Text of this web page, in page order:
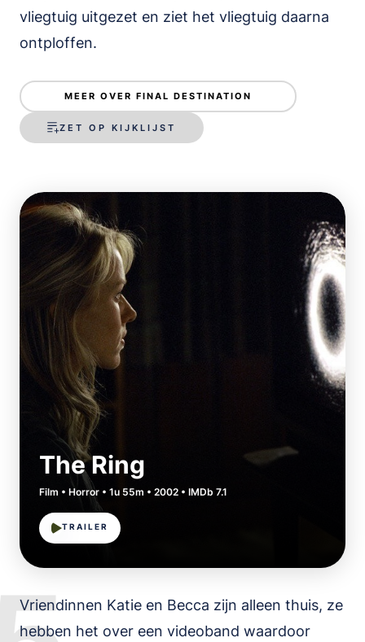
vliegtuig uitgezet en ziet het vliegtuig daarna
ontploffen.
MEER OVER FINAL DESTINATION
ZET OP KIJKLIJST
The Ring
Film • Horror • 1u 55m • 2002 • IMDb 7.1
TRAILER
Vriendinnen Katie en Becca zijn alleen thuis, ze
hebben het over een videoband waardoor